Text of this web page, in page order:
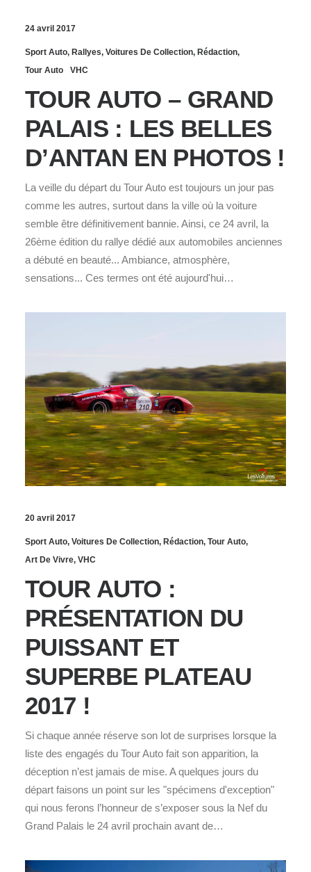
24 avril 2017
Sport Auto, Rallyes, Voitures De Collection, Rédaction,
Tour Auto
VHC
TOUR AUTO – GRAND
PALAIS : LES BELLES
D’ANTAN EN PHOTOS !
La veille du départ du Tour Auto est toujours un jour pas
comme les autres, surtout dans la ville où la voiture
semble être définitivement bannie. Ainsi, ce 24 avril, la
26ème édition du rallye dédié aux automobiles anciennes
a débuté en beauté... Ambiance, atmosphère,
sensations... Ces termes ont été aujourd'hui…
20 avril 2017
Sport Auto, Voitures De Collection, Rédaction, Tour Auto,
Art De Vivre, VHC
TOUR AUTO :
PRÉSENTATION DU
PUISSANT ET
SUPERBE PLATEAU
2017 !
Si chaque année réserve son lot de surprises lorsque la
liste des engagés du Tour Auto fait son apparition, la
déception n’est jamais de mise. A quelques jours du
départ faisons un point sur les "spécimens d'exception"
qui nous ferons l’honneur de s’exposer sous la Nef du
Grand Palais le 24 avril prochain avant de…